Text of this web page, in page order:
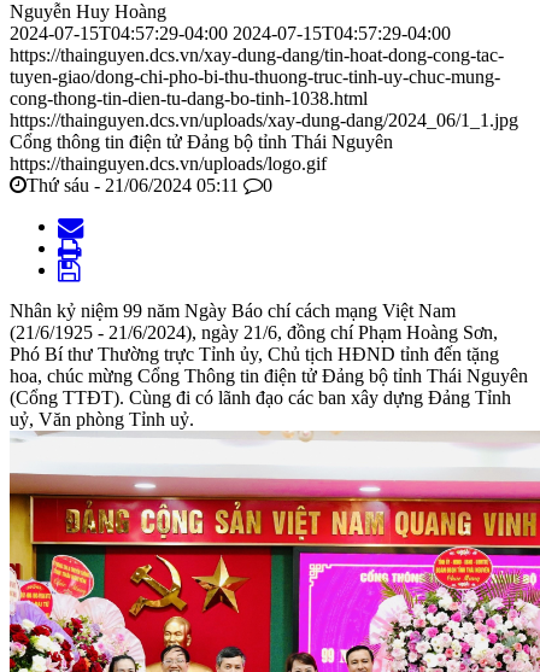
Nguyễn Huy Hoàng
2024-07-15T04:57:29-04:00 2024-07-15T04:57:29-04:00
https://thainguyen.dcs.vn/xay-dung-dang/tin-hoat-dong-cong-tac-
tuyen-giao/dong-chi-pho-bi-thu-thuong-truc-tinh-uy-chuc-mung-
cong-thong-tin-dien-tu-dang-bo-tinh-1038.html
https://thainguyen.dcs.vn/uploads/xay-dung-dang/2024_06/1_1.jpg
Cổng thông tin điện tử Đảng bộ tỉnh Thái Nguyên
https://thainguyen.dcs.vn/uploads/logo.gif
Thứ sáu - 21/06/2024 05:11
0
Nhân kỷ niệm 99 năm Ngày Báo chí cách mạng Việt Nam
(21/6/1925 - 21/6/2024), ngày 21/6, đồng chí Phạm Hoàng Sơn,
Phó Bí thư Thường trực Tỉnh ủy, Chủ tịch HĐND tỉnh đến tặng
hoa, chúc mừng Cổng Thông tin điện tử Đảng bộ tỉnh Thái Nguyên
(Cổng TTĐT). Cùng đi có lãnh đạo các ban xây dựng Đảng Tỉnh
uỷ, Văn phòng Tỉnh uỷ.